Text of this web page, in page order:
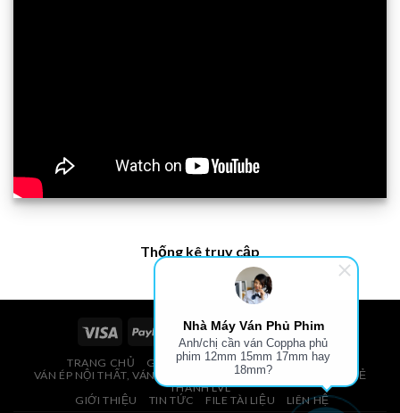
Thống kê truy cập
TRANG CHỦ
GIÁ VÁN PHỦ PHIM, VÁN COPPHA
VÁN ÉP NỘI THẤT, VÁN ÉP BAO BÌ, VÁN SOFA, PALLETS, VÁN SẺ
THANH LVL
GIỚI THIỆU
TIN TỨC FILE TÀI LIỆU LIÊN HỆ
Nhà Máy Ván Phủ Phim
Anh/chị cần ván Coppha phủ
phim 12mm 15mm 17mm hay
18mm?